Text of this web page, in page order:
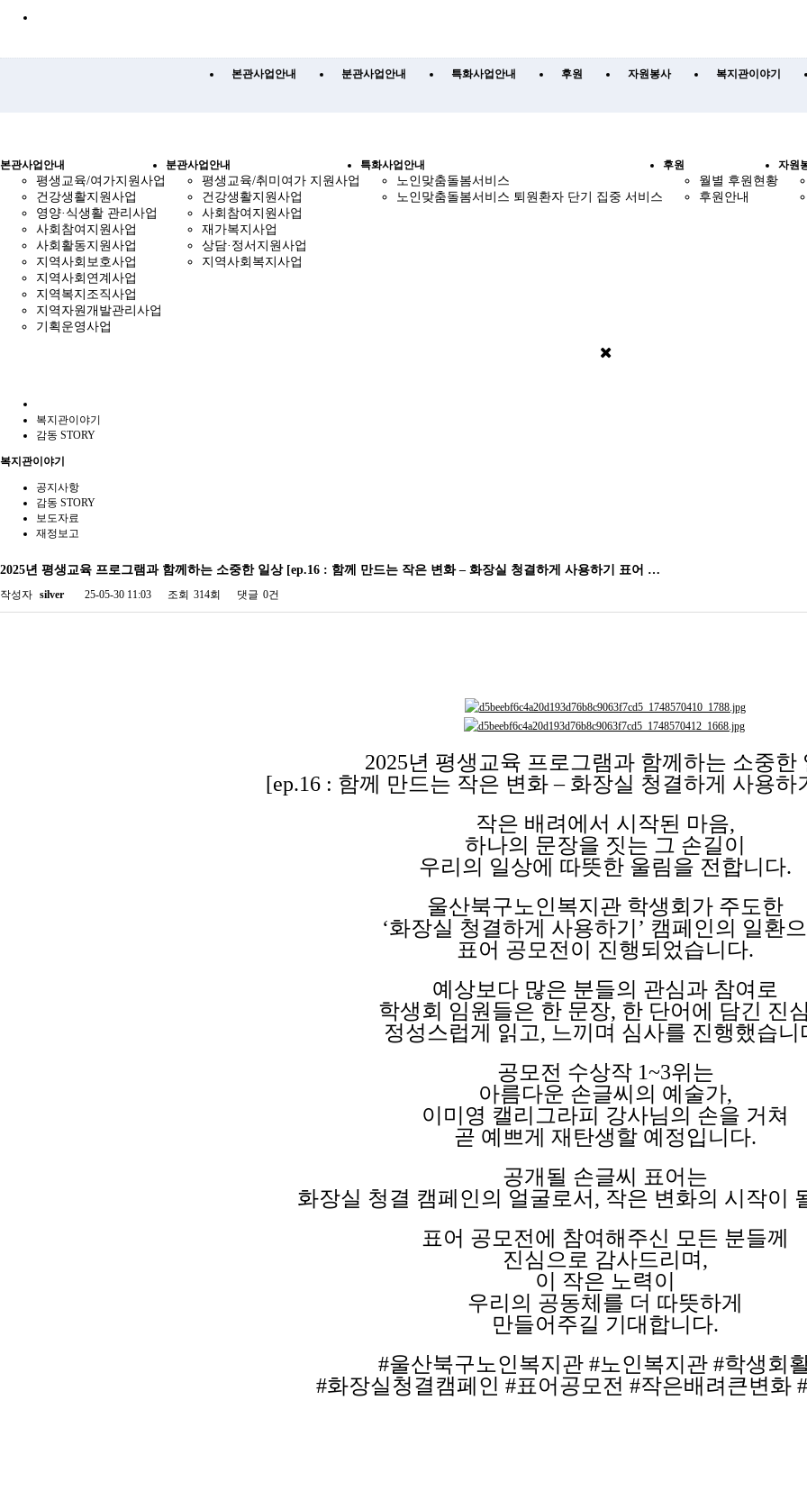
본관사업안내 분관사업안내 특화사업안내 후원 자원봉사 복지관이야기
본관사업안내
평생교육/여가지원사업
건강생활지원사업
영양·식생활 관리사업
사회참여지원사업
사회활동지원사업
지역사회보호사업
지역사회연계사업
지역복지조직사업
지역자원개발관리사업
기획운영사업
분관사업안내
평생교육/취미여가 지원사업
건강생활지원사업
사회참여지원사업
재가복지사업
상담·정서지원사업
지역사회복지사업
특화사업안내
노인맞춤돌봄서비스
노인맞춤돌봄서비스 퇴원환자 단기 집중 서비스
후원
월별 후원현황
후원안내
자원
복지관이야기
감동 STORY
복지관이야기
공지사항
감동 STORY
보도자료
재정보고
2025년 평생교육 프로그램과 함께하는 소중한 일상 [ep.16 : 함께 만드는 작은 변화 – 화장실 청결하게 사용하기 표어 …
작성자 silver 25-05-30 11:03 조회 314회 댓글 0건
2025년 평생교육 프로그램과 함께하는 소중한
[ep.16 : 함께 만드는 작은 변화 – 화장실 청결하게 사용하
작은 배려에서 시작된 마음,
하나의 문장을 짓는 그 손길이
우리의 일상에 따뜻한 울림을 전합니다.
울산북구노인복지관 학생회가 주도한
‘화장실 청결하게 사용하기’ 캠페인의 일환
표어 공모전이 진행되었습니다.
예상보다 많은 분들의 관심과 참여로
학생회 임원들은 한 문장, 한 단어에 담긴 진
정성스럽게 읽고, 느끼며 심사를 진행했습니
공모전 수상작 1~3위는
아름다운 손글씨의 예술가,
이미영 캘리그라피 강사님의 손을 거쳐
곧 예쁘게 재탄생할 예정입니다.
공개될 손글씨 표어는
화장실 청결 캠페인의 얼굴로서, 작은 변화의 시작이
표어 공모전에 참여해주신 모든 분들께
진심으로 감사드리며,
이 작은 노력이
우리의 공동체를 더 따뜻하게
만들어주길 기대합니다.
#울산북구노인복지관 #노인복지관 #학생회
#화장실청결캠페인 #표어공모전 #작은배려큰변화